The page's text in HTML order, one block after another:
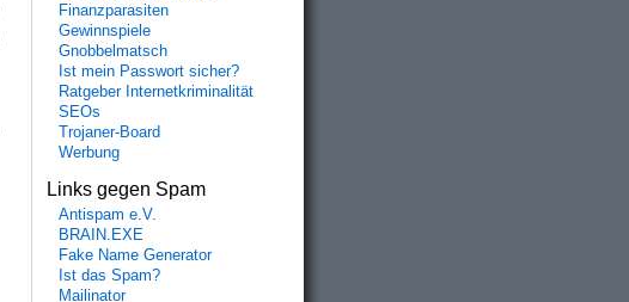
Finanzparasiten
Gewinnspiele
Gnobbelmatsch
Ist mein Passwort sicher?
Ratgeber Internetkriminalität
SEOs
Trojaner-Board
Werbung
Links gegen Spam
Antispam e.V.
BRAIN.EXE
Fake Name Generator
Ist das Spam?
Mailinator